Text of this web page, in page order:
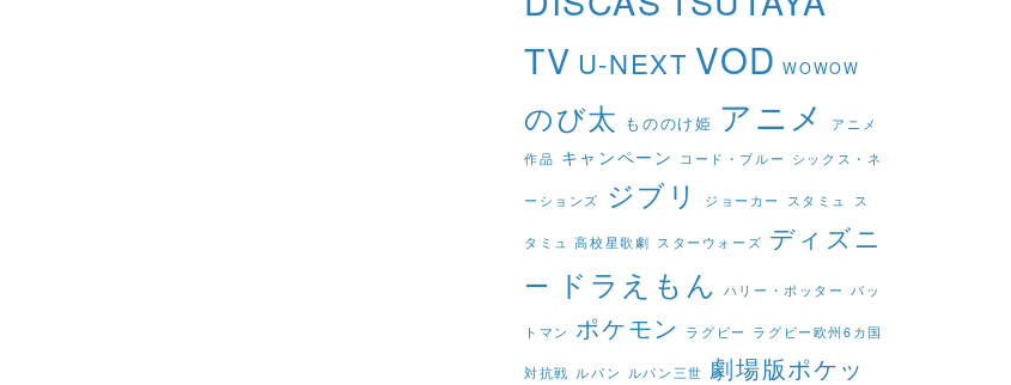
TV U-NEXT VOD WOWOW
のび太 もののけ姫 アニメ
アニメ
作品 キャンペーン コード・ブルー シックス・ネ
ーションズ ジブリ ジョーカー スタミュ ス
タミュ 高校星歌劇 スターウォーズ ディズニ
ー ドラえもん ハリー・ポッター バッ
トマン ポケモン ラグビー ラグビー欧州6カ国
対抗戦 ルパン ルパン三世 劇場版ポケッ